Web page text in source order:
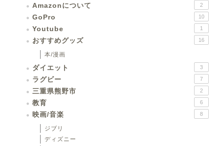
Amazonについて 2
GoPro 10
Youtube 1
おすすめグッズ 16
本/漫画
ダイエット 3
ラグビー 7
三重県熊野市 2
教育 6
映画/音楽 8
ジブリ
ディズニー